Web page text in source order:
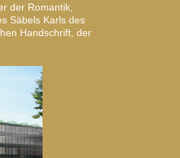
der Romantik,
Säbels Karls des
Handschrift, der